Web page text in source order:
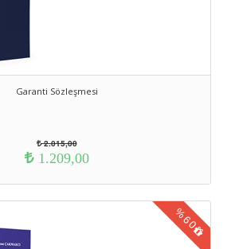
Garanti Sözleşmesi
2.015,00
1.209,00
%
60